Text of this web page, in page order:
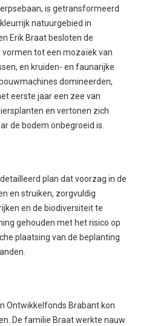
is getransformeerd
natuurgebied in
Erik Braat besloten de
tot een mozaïek van
en kruiden- en faunarijke
domineerden,
eerste jaar een zee van
en vertonen zich
de bodem onbegroeid is.
plan dat voorzag in de
en struiken, zorgvuldig
en de biodiversiteit te
gehouden met het risico op
plaatsing van de beplanting
Ontwikkelfonds Brabant kon
De familie Braat werkte nauw